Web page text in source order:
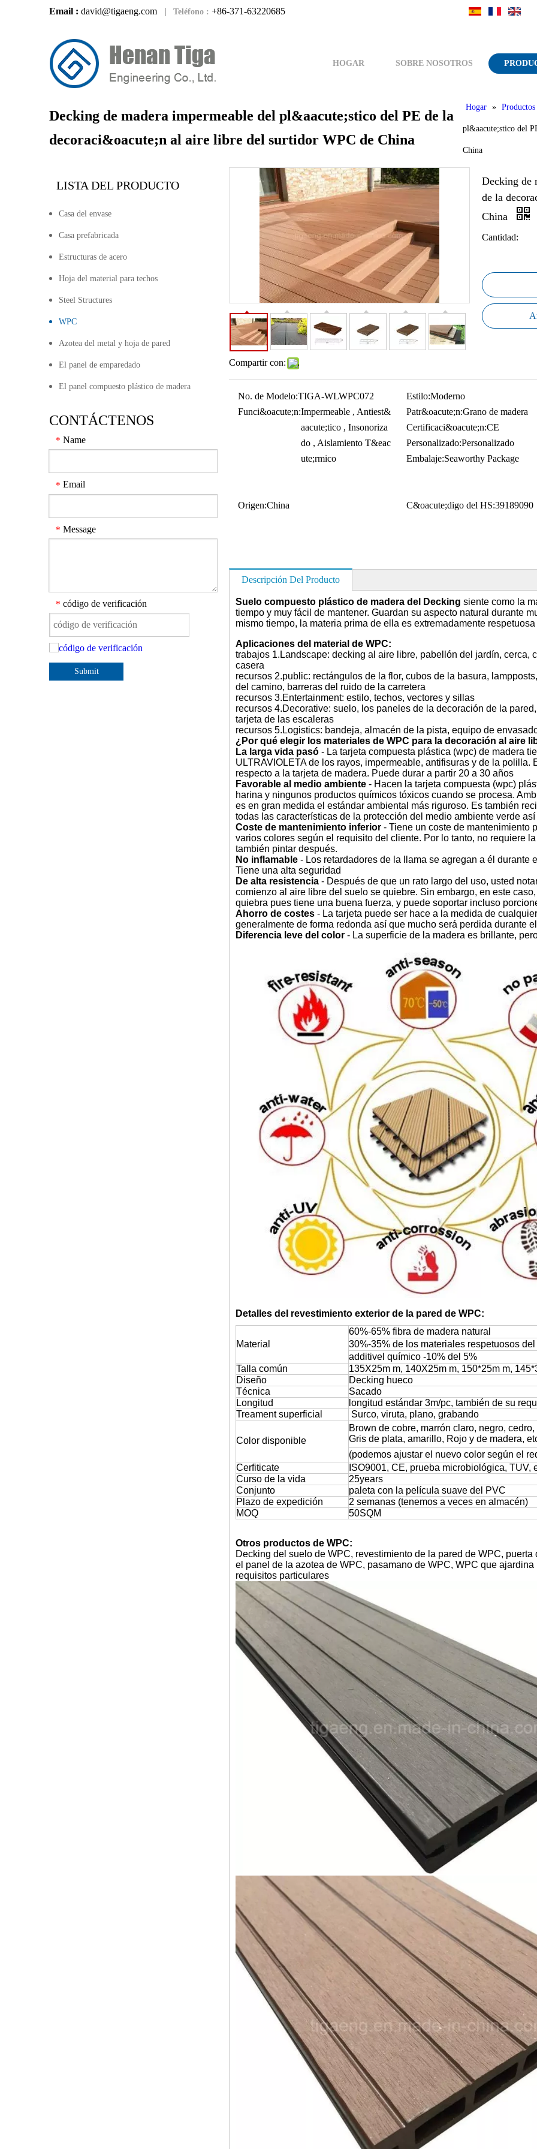
Email : david@tigaeng.com | Teléfono : +86-371-63220685
HOGAR SOBRE NOSOTROS
Decking de madera impermeable del pl&aacute;stico del PE de la
decoraci&oacute;n al aire libre del surtidor WPC de China
Hogar » Productos
pl&aacute;stico del
China
LISTA DEL PRODUCTO
Casa del envase
Casa prefabricada
Estructuras de acero
Hoja del material para techos
Steel Structures
WPC
Azotea del metal y hoja de pared
El panel de emparedado
El panel compuesto plástico de madera
CONTÁCTENOS
* Name
* Email
* Message
* código de verificación
Submit
Compartir con:
Decking de
de la
China
Cantidad:
No. de Modelo:TIGA-WLWPC072 Estilo:Moderno
Funci&oacute;n:Impermeable , Antiest&
aacute;tico , Insonoriza
do , Aislamiento T&eac
ute;rmico
Patr&oacute;n:Grano de madera
Certificaci&oacute;n:CE
Personalizado:Personalizado
Embalaje:Seaworthy Package
Origen:China C&oacute;digo del HS:39189090
Descripción Del Producto
Suelo compuesto plástico de madera del Decking siente como la
tiempo y muy fácil de mantener. Guardan su aspecto natural durante
mismo tiempo, la materia prima de ella es extremadamente
Aplicaciones del material de WPC:
trabajos 1.Landscape: decking al aire libre, pabellón del jardín, cerca,
casera
recursos 2.public: rectángulos de la flor, cubos de la basura,
del camino, barreras del ruido de la carretera
recursos 3.Entertainment: estilo, techos, vectores y sillas
recursos 4.Decorative: suelo, los paneles de la decoración de la
tarjeta de las escaleras
recursos 5.Logistics: bandeja, almacén de la pista, equipo de
¿Por qué elegir los materiales de WPC para la decoración al aire
La larga vida pasó - La tarjeta compuesta plástica (wpc) de madera
ULTRAVIOLETA de los rayos, impermeable, antifisuras y de la
respecto a la tarjeta de madera. Puede durar a partir 20 a 30 años
Favorable al medio ambiente - Hacen la tarjeta compuesta (wpc)
harina y ningunos productos químicos tóxicos cuando se procesa.
es en gran medida el estándar ambiental más riguroso. Es también
todas las características de la protección del medio ambiente verde
Coste de mantenimiento inferior - Tiene un coste de mantenimiento
varios colores según el requisito del cliente. Por lo tanto, no requiere
también pintar después.
No inflamable - Los retardadores de la llama se agregan a él durante
Tiene una alta seguridad
De alta resistencia - Después de que un rato largo del uso, usted
comienzo al aire libre del suelo se quiebre. Sin embargo, en este
quiebra pues tiene una buena fuerza, y puede soportar incluso
Ahorro de costes - La tarjeta puede ser hace a la medida de
generalmente de forma redonda así que mucho será perdida durante
Diferencia leve del color - La superficie de la madera es brillante,
Detalles del revestimiento exterior de la pared de WPC:
Material
60%-65% fibra de madera natural
30%-35% de los materiales respetuosos
additivel químico -10% del 5%
Talla común
135X25m m, 140X25m m, 150*25m m,
Diseño
Decking hueco
Técnica
Sacado
Longitud
longitud estándar 3m/pc, también de su
Treament superficial
Surco, viruta, plano, grabando
Color disponible
Brown de cobre, marrón claro, negro,
Gris de plata, amarillo, Rojo y de madera,
(podemos ajustar el nuevo color según el
Cerfiticate
ISO9001, CE, prueba microbiológica, TUV,
Curso de la vida
25years
Conjunto
paleta con la película suave del PVC
Plazo de expedición
2 semanas (tenemos a veces en almacén)
MOQ
50SQM
Otros productos de WPC:
Decking del suelo de WPC, revestimiento de la pared de WPC,
el panel de la azotea de WPC, pasamano de WPC, WPC que
requisitos particulares